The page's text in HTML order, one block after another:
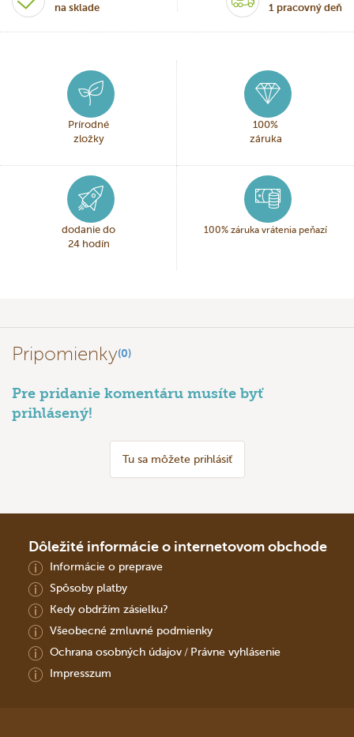
na sklade
1 pracovný deň
Prírodné
zložky
100%
záruka
dodanie do
24 hodín
100% záruka vrátenia peňazí
Pripomienky(0)
Pre pridanie komentáru musíte byť
prihlásený!
Tu sa môžete prihlásiť
Dôležité informácie o internetovom obchode
Informácie o preprave
Spôsoby platby
Kedy obdržím zásielku?
Všeobecné zmluvné podmienky
Ochrana osobných údajov/ Právne vyhlásenie
Impresszum